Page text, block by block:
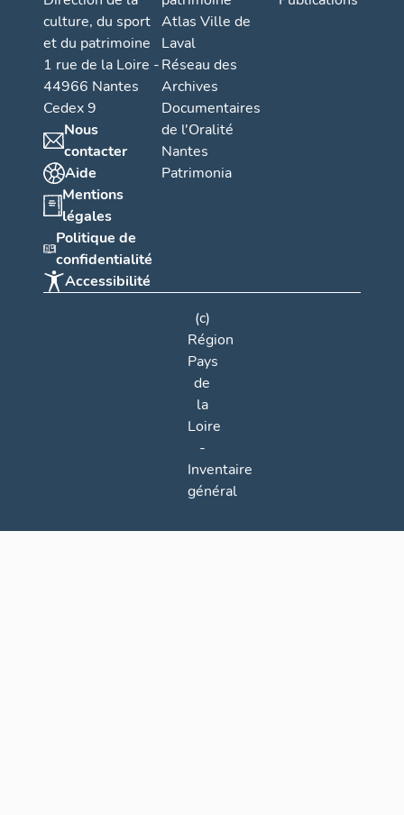
culture, du sport
et du patrimoine
1 rue de la Loire -
44966 Nantes
Cedex 9
Nous
contacter
Aide
Mentions
légales
Politique de
confidentialité
Accessibilité
Atlas Ville de
Laval
Réseau des
Archives
Documentaires
de l'Oralité
Nantes
Patrimonia
(c)
Région
Pays
de
la
Loire
-
Inventaire
général